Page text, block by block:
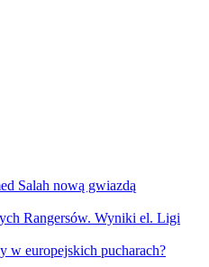
Salah nową gwiazdą
Rangersów. Wyniki el. Ligi
w europejskich pucharach?